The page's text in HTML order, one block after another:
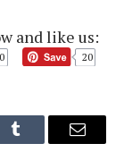
and like us:
20
Tumblr Email